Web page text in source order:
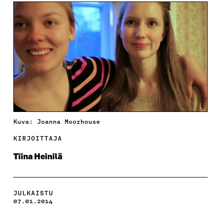
Kuva: Joanna Moorhouse
KIRJOITTAJA
Tiina Heinilä
JULKAISTU
07.01.2014